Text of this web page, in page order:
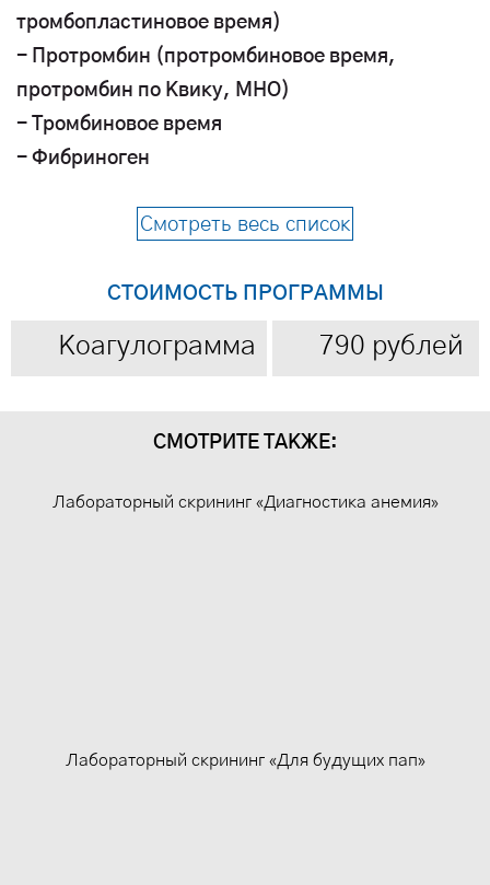
тромбопластиновое время)
- Протромбин (протромбиновое время,
протромбин по Квику, МНО)
- Тромбиновое время
- Фибриноген
Смотреть весь список
СТОИМОСТЬ ПРОГРАММЫ
Коагулограмма 790 рублей
СМОТРИТЕ ТАКЖЕ:
Лабораторный скрининг «Диагностика анемия»
Лабораторный скрининг «Для будущих пап»